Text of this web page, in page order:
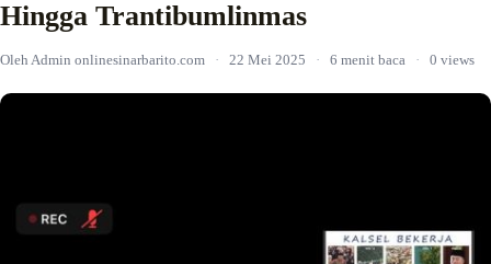
Hingga Trantibumlinmas
Oleh Admin onlinesinarbarito.com · 22 Mei 2025 · 6 menit baca · 0 views